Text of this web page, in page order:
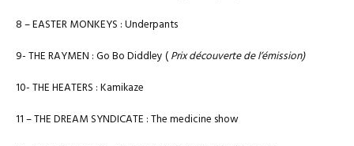
8 – EASTER MONKEYS : Underpants
9- THE RAYMEN : Go Bo Diddley (Prix découverte de l’émission)
10- THE HEATERS : Kamikaze
11 – THE DREAM SYNDICATE : The medicine show